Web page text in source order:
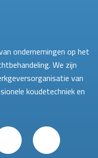
ondernemingen op het
We zijn
van
koudetechniek en